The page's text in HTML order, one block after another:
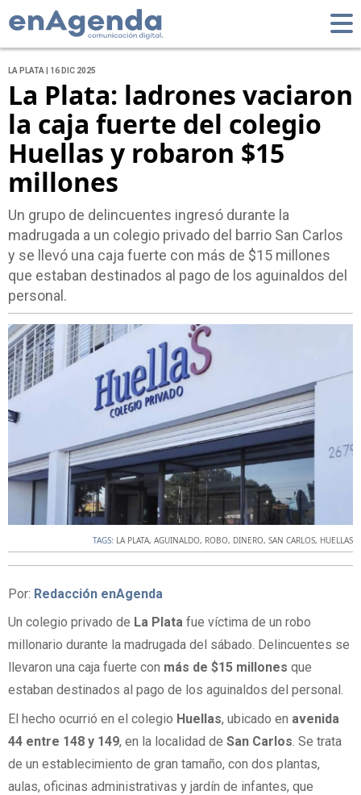
LA PLATA | 16 DIC 2025
La Plata: ladrones vaciaron
la caja fuerte del colegio
Huellas y robaron $15
millones
Un grupo de delincuentes ingresó durante la
madrugada a un colegio privado del barrio San Carlos
y se llevó una caja fuerte con más de $15 millones
que estaban destinados al pago de los aguinaldos del
personal.
TAGS: LA PLATA, AGUINALDO, ROBO, DINERO, SAN CARLOS, HUELLAS
Por: Redacción enAgenda
Un colegio privado de La Plata fue víctima de un robo
millonario durante la madrugada del sábado. Delincuentes se
llevaron una caja fuerte con más de $15 millones que
estaban destinados al pago de los aguinaldos del personal.
El hecho ocurrió en el colegio Huellas, ubicado en avenida
44 entre 148 y 149, en la localidad de San Carlos . Se trata
de un establecimiento de gran tamaño, con dos plantas,
aulas, oficinas administrativas y jardín de infantes, que